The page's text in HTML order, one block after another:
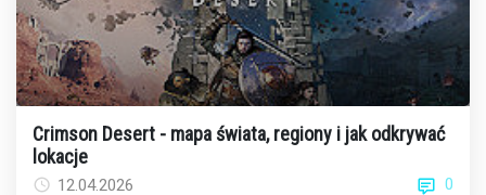
Crimson Desert - mapa świata, regiony i jak odkrywać
lokacje
12.04.2026 0